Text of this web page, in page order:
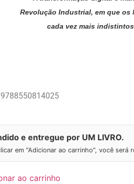
Revolução Industrial, em que
cada vez mais
9788550814025
e entregue por UM LIVRO.
em "Adicionar ao carrinho", você será
ao carrinho